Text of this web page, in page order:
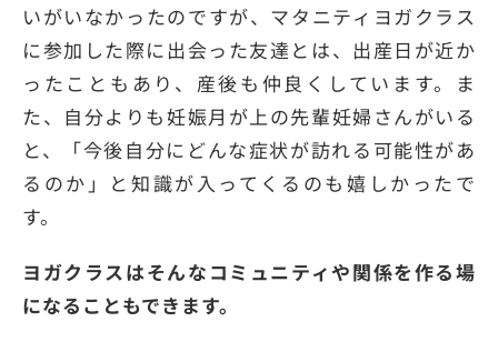
いがいなかったのですが、マタニティヨガクラス
に参加した際に出会った友達とは、出産日が近か
ったこともあり、産後も仲良くしています。ま
た、自分よりも妊娠月が上の先輩妊婦さんがいる
と、「今後自分にどんな症状が訪れる可能性があ
るのか」と知識が入ってくるのも嬉しかったで
す。
ヨガクラスはそんなコミュニティや関係を作る場
になることもできます。